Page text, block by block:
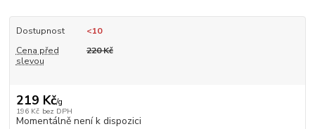
Dostupnost
<10
Cena před
slevou
220 Kč
219 Kč/g
196 Kč bez DPH
Momentálně není k dispozici